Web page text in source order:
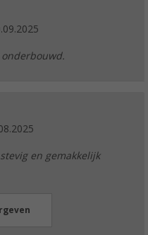
en gemakkelijk